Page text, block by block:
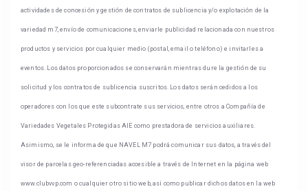
actividades de concesión y gestión de contratos de sublicencia y/o explotación de la
variedad m7, envío de comunicaciones, enviarle publicidad relacionada con nuestros
productos y servicios por cualquier medio (postal, email o teléfono) e invitarles a
eventos. Los datos proporcionados se conservarán mientras dure la gestión de su
solicitud y los contratos de sublicencia suscritos. Los datos serán cedidos a los
operadores con los que este subcontrate sus servicios, entre otros a Compañía de
Variedades Vegetales Protegidas AIE como prestadora de servicios auxiliares.
Asimismo, se le informa de que NAVEL M7 podrá comunicar sus datos, a través del
visor de parcelas geo-referenciadas accesible a través de Internet en la página web
www.clubvvp.com o cualquier otro sitio web, así como publicar dichos datos en la web